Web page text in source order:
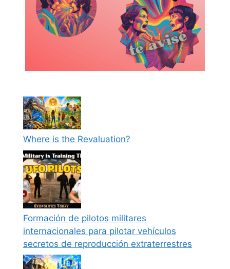
Where is the Revaluation?
Formación de pilotos militares
internacionales para pilotar vehículos
secretos de reproducción extraterrestres